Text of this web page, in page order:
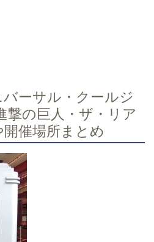
バーサル・クールジ
撃の巨人・ザ・リア
催場所まとめ